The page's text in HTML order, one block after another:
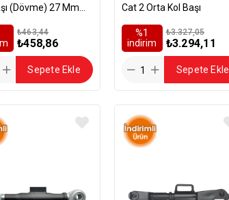
(Dövme) 27 Mm
₺458,86
₺463,44
Sepete Ekle
Cat 2 Orta Kol Başı
%1
i̇ndirim
₺3.294,11
₺3.327,05
Sepete Ekle